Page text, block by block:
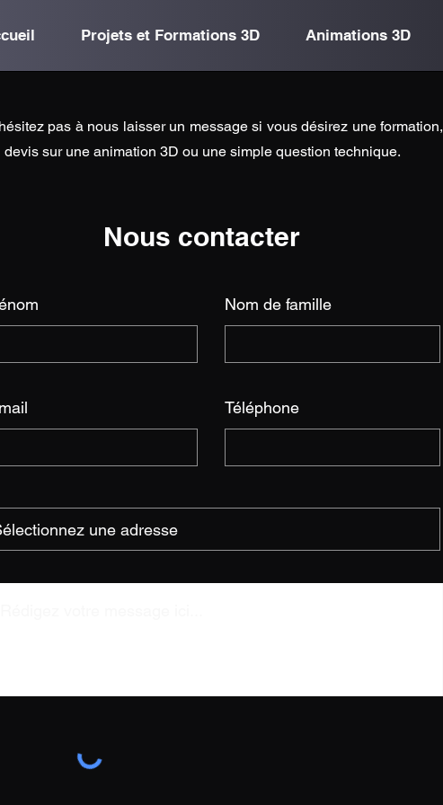
Projets et Formations 3D Animations 3D
pas à nous laisser un message si vous désirez une formation,
devis sur une animation 3D ou une simple question technique.
Nous contacter
Nom de famille
Téléphone